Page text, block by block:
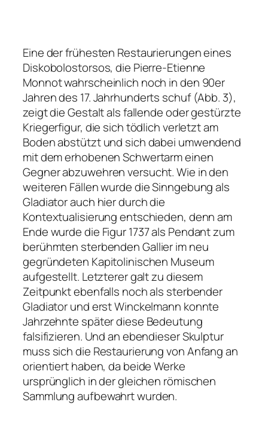
Eine der frühesten Restaurierungen eines
Diskobolostorsos, die Pierre-Etienne
Monnot wahrscheinlich noch in den 90er
Jahren des 17. Jahrhunderts schuf (Abb. 3),
zeigt die Gestalt als fallende oder gestürzte
Kriegerfigur, die sich tödlich verletzt am
Boden abstützt und sich dabei umwendend
mit dem erhobenen Schwertarm einen
Gegner abzuwehren versucht. Wie in den
weiteren Fällen wurde die Sinngebung als
Gladiator auch hier durch die
Kontextualisierung entschieden, denn am
Ende wurde die Figur 1737 als Pendant zum
berühmten sterbenden Gallierim neu
gegründeten Kapitolinischen Museum
aufgestellt. Letzterer galt zu diesem
Zeitpunkt ebenfalls noch als sterbender
Gladiator und erst Winckelmann konnte
Jahrzehnte später diese Bedeutung
falsifizieren. Und an ebendieser Skulptur
muss sich die Restaurierung von Anfang an
orientiert haben, da beide Werke
ursprünglich in der gleichen römischen
Sammlung aufbewahrt wurden.